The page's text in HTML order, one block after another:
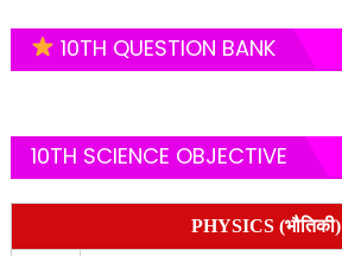
10TH QUESTION BANK
10TH SCIENCE OBJECTIVE
PHYSICS (भौतिकी)